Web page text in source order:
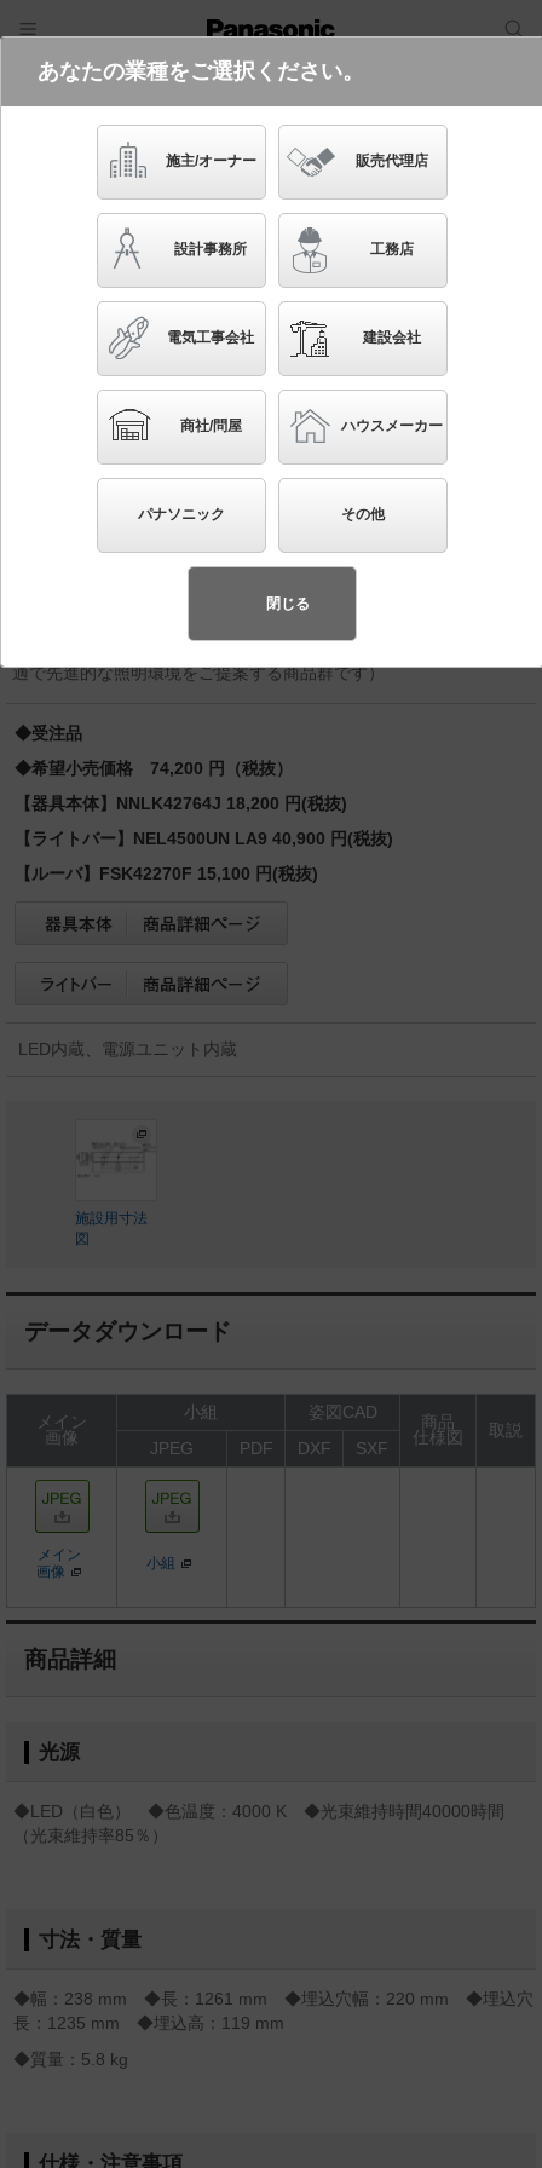
電気・建築設備（ビジネス）
フリーワード
品番・キーワード
かんたん照度計算
NNLK42764J+FSK42270F+NE
L4500UN LA9
(マルチコンフォートタイプ・フリーコ
ンフォートタイプ・5200 lmタイプ・
白色・調光)
天井埋込型 40形 一体型LEDベースライト 環境特化
タイプ 連続調光型調光タイプ（ライコン別売） マル
チコンフォート／フリーコンフォート Hf蛍光灯32形定
格出力型2灯器具相当／Hf蛍光灯63形定格出力型1灯器具
適で先進的な照明環境をご提案する商品群です）
◆受注品
◆希望小売価格 74,200 円（税抜）
【器具本体】NNLK42764J 18,200 円(税抜)
【ライトバー】NEL4500UN LA9 40,900 円(税抜)
【ルーバ】FSK42270F 15,100 円(税抜)
LED内蔵、電源ユニット内蔵
施設用寸法
図
データダウンロード
メイン
画像
小組 姿図CAD
商品
仕様図
取説
JPEG
PDF DXF SXF
メイン
画像
小組
商品詳細
光源
◆LED（白色） ◆色温度：4000 K ◆光束維持時間40000時間
（光束維持率85％）
寸法・質量
◆幅：238 mm ◆長：1261 mm ◆埋込穴幅：220 mm ◆埋込穴
長：1235 mm ◆埋込高：119 mm
◆質量：5.8 kg
あなたの業種をご選択ください。
施主/オーナー 販売代理店
設計事務所 工務店
電気工事会社 建設会社
商社/問屋 ハウスメーカー
パナソニック その他
閉じる